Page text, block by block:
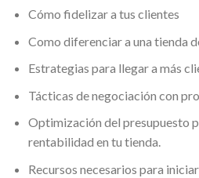
Cómo fidelizar a tus clientes
Como diferenciar a una tienda
Estrategias para llegar a más
Tácticas de negociación con
Optimización del presupuesto
rentabilidad en tu tienda.
Recursos necesarios para